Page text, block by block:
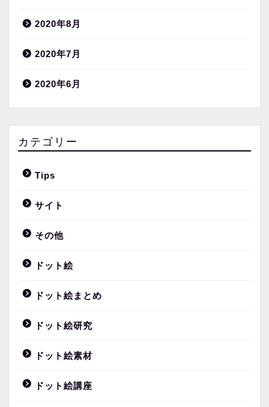
2020年8月
2020年7月
2020年6月
カテゴリー
Tips
サイト
その他
ドット絵
ドット絵まとめ
ドット絵研究
ドット絵素材
ドット絵講座